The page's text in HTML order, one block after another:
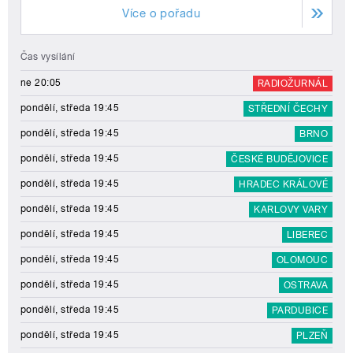
Více o pořadu
Čas vysílání
ne 20:05 RADIOŽURNÁL
pondělí, středa 19:45 STŘEDNÍ ČECHY
pondělí, středa 19:45 BRNO
pondělí, středa 19:45 ČESKÉ BUDĚJOVICE
pondělí, středa 19:45 HRADEC KRÁLOVÉ
pondělí, středa 19:45 KARLOVY VARY
pondělí, středa 19:45 LIBEREC
pondělí, středa 19:45 OLOMOUC
pondělí, středa 19:45 OSTRAVA
pondělí, středa 19:45 PARDUBICE
pondělí, středa 19:45 PLZEŇ